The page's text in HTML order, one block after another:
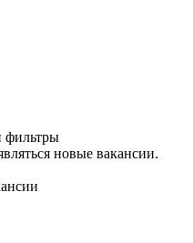
фильтры
новые вакансии.